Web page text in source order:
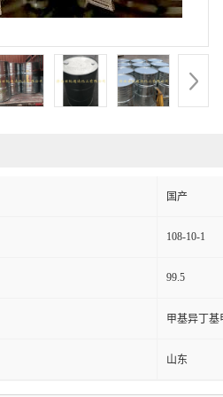
国产
108-10-1
99.5
甲基异丁基
山东